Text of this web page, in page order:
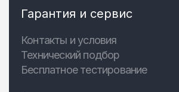
Гарантия и сервис
Контакты и условия
Технический подбор
Бесплатное тестирование